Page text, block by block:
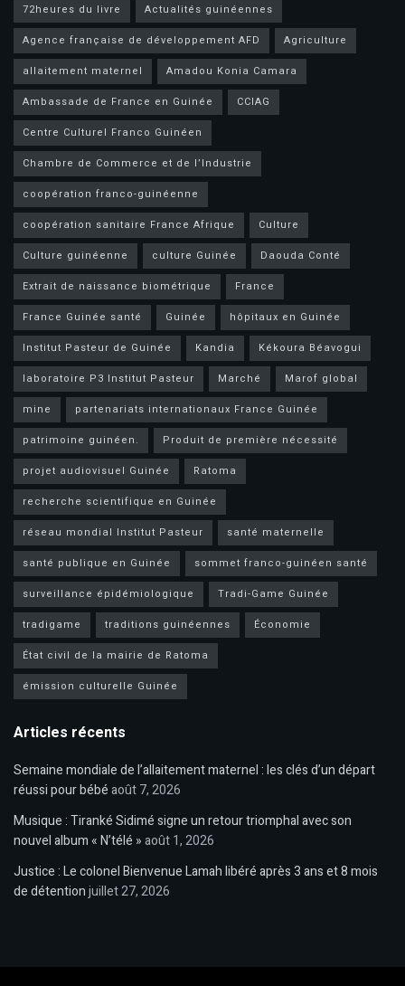
72heures du livre
Actualités guinéennes
Agence française de développement AFD
Agriculture
allaitement maternel
Amadou Konia Camara
Ambassade de France en Guinée
CCIAG
Centre Culturel Franco Guinéen
Chambre de Commerce et de l’Industrie
coopération franco-guinéenne
coopération sanitaire France Afrique
Culture
Culture guinéenne
culture Guinée
Daouda Conté
Extrait de naissance biométrique
France
France Guinée santé
Guinée
hôpitaux en Guinée
Institut Pasteur de Guinée
Kandia
Kékoura Béavogui
laboratoire P3 Institut Pasteur
Marché
Marof global
mine
partenariats internationaux France Guinée
patrimoine guinéen.
Produit de première nécessité
projet audiovisuel Guinée
Ratoma
recherche scientifique en Guinée
réseau mondial Institut Pasteur
santé maternelle
santé publique en Guinée
sommet franco-guinéen santé
surveillance épidémiologique
Tradi-Game Guinée
tradigame
traditions guinéennes
Économie
État civil de la mairie de Ratoma
émission culturelle Guinée
Articles récents
Semaine mondiale de l’allaitement maternel : les clés d’un départ
réussi pour bébéaoût 7, 2026
Musique : Tiranké Sidimé signe un retour triomphal avec son
nouvel album « N’télé »août 1, 2026
Justice : Le colonel Bienvenue Lamah libéré après 3 ans et 8 mois
de détentionjuillet 27, 2026